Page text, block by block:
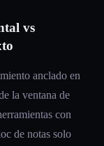
vs
anclado en
la ventana de
con
de notas solo